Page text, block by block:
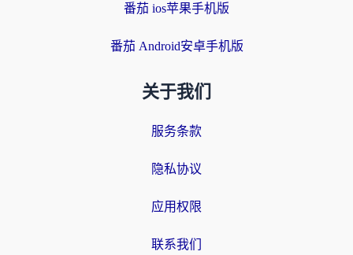
番茄 ios苹果手机版
番茄 Android安卓手机版
关于我们
服务条款
隐私协议
应用权限
联系我们